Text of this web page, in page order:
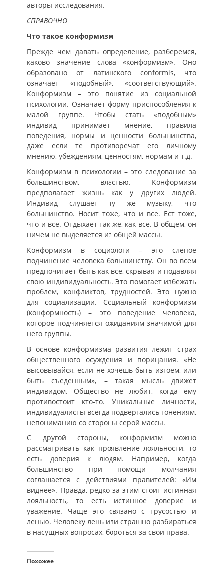
авторы исследования.
СПРАВОЧНО
Что такое конформизм
Прежде чем давать определение, разберемся,
каково значение слова «конформизм». Оно
образовано от латинского conformis, что
означает «подобный», «соответствующий».
Конформизм – это понятие из социальной
психологии. Означает форму приспособления к
малой группе. Чтобы стать «подобным»
индивид принимает мнение, правила
поведения, нормы и ценности большинства,
даже если те противоречат его личному
мнению, убеждениям, ценностям, нормам и т.д.
Конформизм в психологии – это следование за
большинством, властью. Конформизм
предполагает жизнь как у других людей.
Индивид слушает ту же музыку, что
большинство. Носит тоже, что и все. Ест тоже,
что и все. Отдыхает так же, как все. В общем, он
ничем не выделяется из общей массы.
Конформизм в социологи – это слепое
подчинение человека большинству. Он во всем
предпочитает быть как все, скрывая и подавляя
свою индивидуальность. Это помогает избежать
проблем, конфликтов, трудностей. Это нужно
для социализации. Социальный конформизм
(конформность) – это поведение человека,
которое подчиняется ожиданиям значимой для
него группы.
В основе конформизма развития лежит страх
общественного осуждения и порицания. «Не
высовывайся, если не хочешь быть изгоем, или
быть съеденным», – такая мысль движет
индивидом. Общество не любит, когда ему
противостоит кто-то. Уникальные личности,
индивидуалисты всегда подвергались гонениям,
непониманию со стороны серой массы.
С другой стороны, конформизм можно
рассматривать как проявление лояльности, то
есть доверия к людям. Например, когда
большинство при помощи молчания
соглашается с действиями правителей: «Им
виднее». Правда, редко за этим стоит истинная
лояльность, то есть истинное доверие и
уважение. Чаще это связано с трусостью и
ленью. Человеку лень или страшно разбираться
в насущных вопросах, бороться за свои права.
Похожее